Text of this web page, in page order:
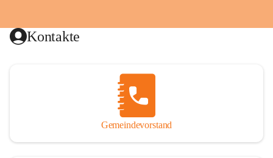
Kontakte
Gemeindevorstand